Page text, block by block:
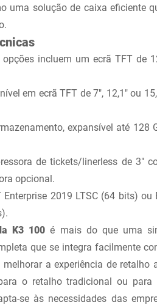
uma solução de caixa eficiente
opções incluem um ecrã TFT de
em ecrã TFT de 7", 12,1" ou
expansível até 128
de tickets/linerless de 3"
opcional.
2019 LTSC (64 bits) ou
K3 100 é mais do que uma
que se integra facilmente
a experiência de retalho
o retalho tradicional ou para
se às necessidades das